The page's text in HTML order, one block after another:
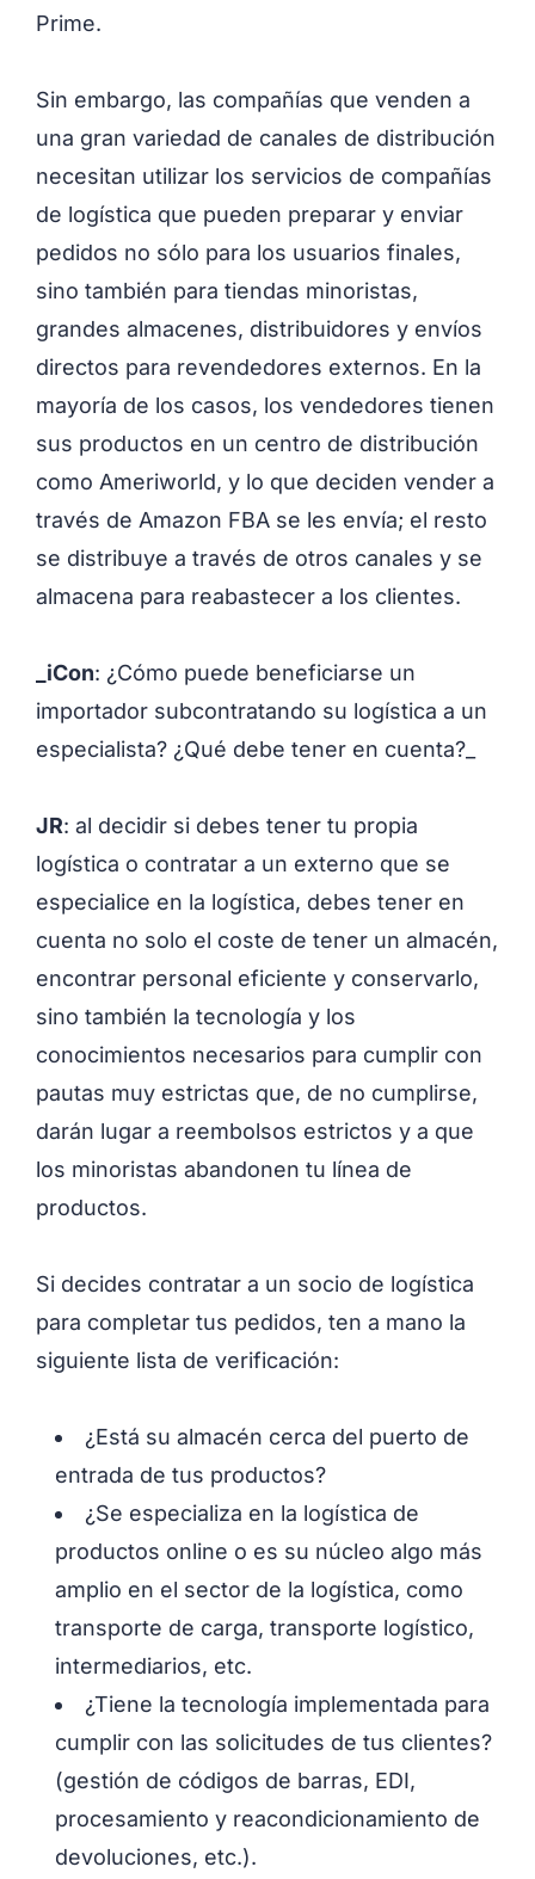
Prime.
Sin embargo, las compañías que venden a
una gran variedad de canales de distribución
necesitan utilizar los servicios de compañías
de logística que pueden preparar y enviar
pedidos no sólo para los usuarios finales,
sino también para tiendas minoristas,
grandes almacenes, distribuidores y envíos
directos para revendedores externos. En la
mayoría de los casos, los vendedores tienen
sus productos en un centro de distribución
como Ameriworld, y lo que deciden vender a
través de Amazon FBA se les envía; el resto
se distribuye a través de otros canales y se
almacena para reabastecer a los clientes.
_iCon: ¿Cómo puede beneficiarse un
importador subcontratando su logística a un
especialista? ¿Qué debe tener en cuenta?_
JR: al decidir si debes tener tu propia
logística o contratar a un externo que se
especialice en la logística, debes tener en
cuenta no solo el coste de tener un almacén,
encontrar personal eficiente y conservarlo,
sino también la tecnología y los
conocimientos necesarios para cumplir con
pautas muy estrictas que, de no cumplirse,
darán lugar a reembolsos estrictos y a que
los minoristas abandonen tu línea de
productos.
Si decides contratar a un socio de logística
para completar tus pedidos, ten a mano la
siguiente lista de verificación:
¿Está su almacén cerca del puerto de
entrada de tus productos?
¿Se especializa en la logística de
productos online o es su núcleo algo más
amplio en el sector de la logística, como
transporte de carga, transporte logístico,
intermediarios, etc.
¿Tiene la tecnología implementada para
cumplir con las solicitudes de tus clientes?
(gestión de códigos de barras, EDI,
procesamiento y reacondicionamiento de
devoluciones, etc.).